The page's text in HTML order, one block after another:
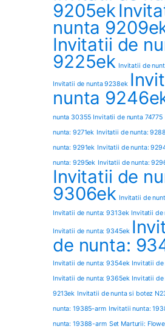
9205ek
nunta
Invitatii de
9225ek Invitatii de
Invitatii de nunta 9238ek
nunta
nunta 30355 Invitatii de nunta 74775
nunta: 9271ek Invitatii de nunta:
nunta: 9291ek Invitatii de nunta:
nunta: 9295ek Invitatii de nunta:
Invitatii de
9306ek Invitatii de
Invitatii de nunta: 9313ek Invitatii de
Invitatii de nunta: 9345ek
de nunta:
Invitatii de nunta: 9354ek Invitatii
Invitatii de nunta: 9365ek Invitatii de
9213ek Invitatii de nunta si botez
nunta: 19385-arm Invitatii nunta:
nunta: 19388-arm Set Marturii: